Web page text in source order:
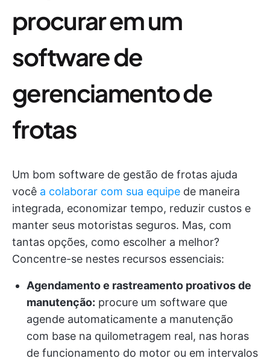
procurar em um
software de
gerenciamento de
frotas
Um bom software de gestão de frotas ajuda
você a colaborar com sua equipe de maneira
integrada, economizar tempo, reduzir custos e
manter seus motoristas seguros. Mas, com
tantas opções, como escolher a melhor?
Concentre-se nestes recursos essenciais:
Agendamento e rastreamento proativos de
manutenção: procure um software que
agende automaticamente a manutenção
com base na quilometragem real, nas horas
de funcionamento do motor ou em intervalos